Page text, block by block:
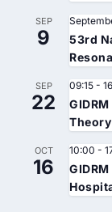
SEP
9
53rd
SEP
22
09:15 -
OCT
16
10:00 -